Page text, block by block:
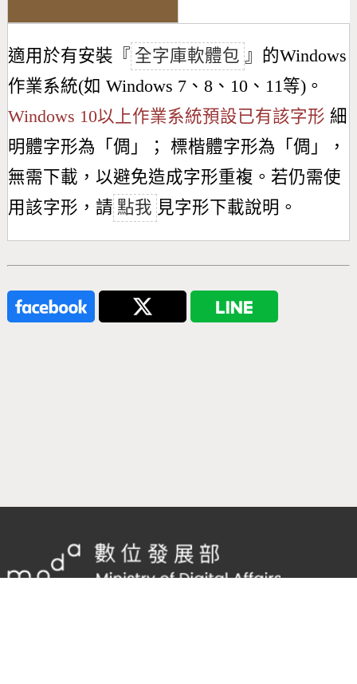
適用於有安裝『 全字庫軟體包 』的Windows
作業系統(如 Windows 7、8、10、11等)。
Windows 10以上作業系統預設已有該字形 細
明體字形為「 倜 」； 標楷體字形為「 倜 」，
無需下載，以避免造成字形重複。若仍需使
用該字形，請 點我 見字形下載說明。